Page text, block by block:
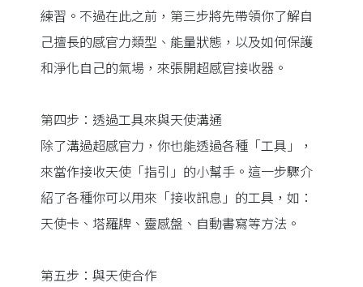
練習。不過在此之前，第三步將先帶領你了解自
己擅長的感官力類型、能量狀態，以及如何保護
和淨化自己的氣場，來張開超感官接收器。
第四步：透過工具來與天使溝通
除了溝過超感官力，你也能透過各種「工具」，
來當作接收天使「指引」的小幫手。這一步驟介
紹了各種你可以用來「接收訊息」的工具，如：
天使卡、塔羅牌、靈感盤、自動書寫等方法。
第五步：與天使合作